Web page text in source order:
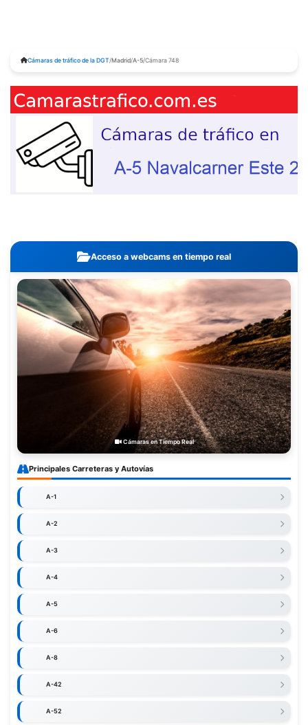
Cámaras de tráfico de la DGT/Madrid/A-5/Cámara 748
Acceso a webcams en tiempo real
Cámaras en Tiempo Real
Principales Carreteras y Autovías
A-1
A-2
A-3
A-4
A-5
A-6
A-8
A-42
A-52